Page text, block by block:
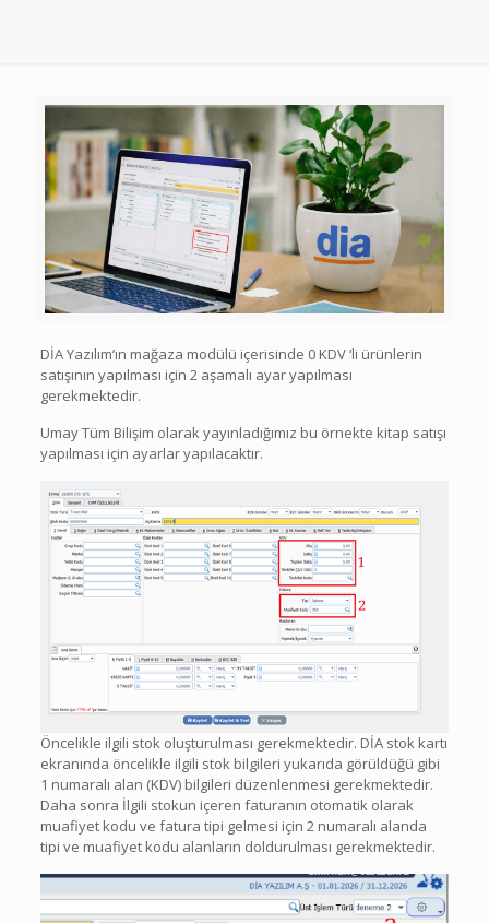
DİA Yazılım’ın mağaza modülü içerisinde 0 KDV ‘li ürünlerin
satışının yapılması için 2 aşamalı ayar yapılması
gerekmektedir.
Umay Tüm Bilişim olarak yayınladığımız bu örnekte kitap satışı
yapılması için ayarlar yapılacaktır.
Öncelikle ilgili stok oluşturulması gerekmektedir. DİA stok kartı
ekranında öncelikle ilgili stok bilgileri yukarıda görüldüğü gibi
1 numaralı alan (KDV) bilgileri düzenlenmesi gerekmektedir.
Daha sonra İlgili stokun içeren faturanın otomatik olarak
muafiyet kodu ve fatura tipi gelmesi için 2 numaralı alanda
tipi ve muafiyet kodu alanların doldurulması gerekmektedir.